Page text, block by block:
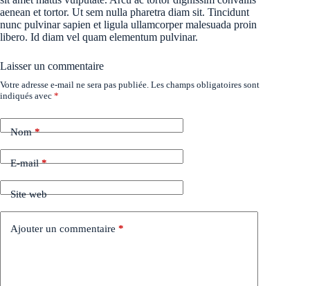
aenean et tortor. Ut sem nulla pharetra diam sit. Tincidunt
nunc pulvinar sapien et ligula ullamcorper malesuada proin
libero. Id diam vel quam elementum pulvinar.
Laisser un commentaire
Votre adresse e-mail ne sera pas publiée. Les champs obligatoires sont
indiqués avec *
Nom*
E-mail*
Site web
Ajouter un commentaire *